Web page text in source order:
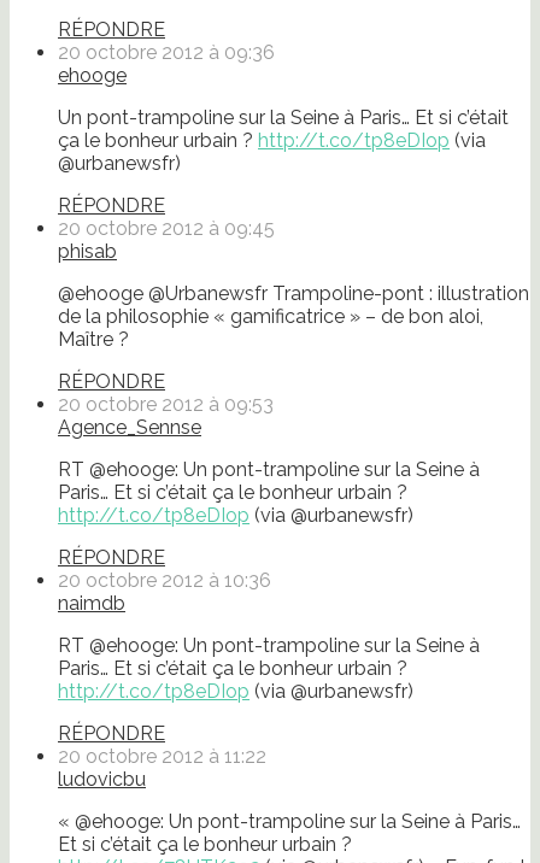
RÉPONDRE
20 octobre 2012 à 09:36
ehooge
Un pont-trampoline sur la Seine à Paris… Et si c’était
ça le bonheur urbain ? http://t.co/tp8eDIop (via
@urbanewsfr)
RÉPONDRE
20 octobre 2012 à 09:45
phisab
@ehooge @Urbanewsfr Trampoline-pont : illustration
de la philosophie « gamificatrice » – de bon aloi,
Maître ?
RÉPONDRE
20 octobre 2012 à 09:53
Agence_Sennse
RT @ehooge: Un pont-trampoline sur la Seine à
Paris… Et si c’était ça le bonheur urbain ?
http://t.co/tp8eDIop (via @urbanewsfr)
RÉPONDRE
20 octobre 2012 à 10:36
naimdb
RT @ehooge: Un pont-trampoline sur la Seine à
Paris… Et si c’était ça le bonheur urbain ?
http://t.co/tp8eDIop (via @urbanewsfr)
RÉPONDRE
20 octobre 2012 à 11:22
ludovicbu
« @ehooge: Un pont-trampoline sur la Seine à Paris…
Et si c’était ça le bonheur urbain ?